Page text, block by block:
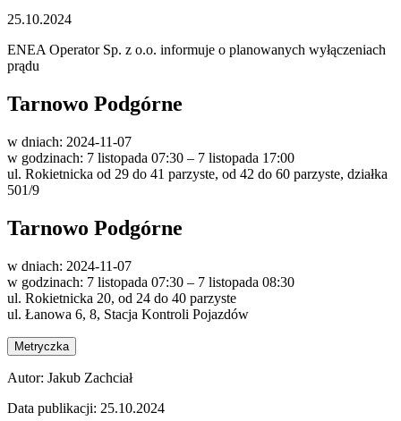
25.10.2024
ENEA Operator Sp. z o.o. informuje o planowanych wyłączeniach
prądu
Tarnowo Podgórne
w dniach: 2024-11-07
w godzinach: 7 listopada 07:30 – 7 listopada 17:00
ul. Rokietnicka od 29 do 41 parzyste, od 42 do 60 parzyste, działka
501/9
Tarnowo Podgórne
w dniach: 2024-11-07
w godzinach: 7 listopada 07:30 – 7 listopada 08:30
ul. Rokietnicka 20, od 24 do 40 parzyste
ul. Łanowa 6, 8, Stacja Kontroli Pojazdów
Metryczka
Autor: Jakub Zachciał
Data publikacji: 25.10.2024